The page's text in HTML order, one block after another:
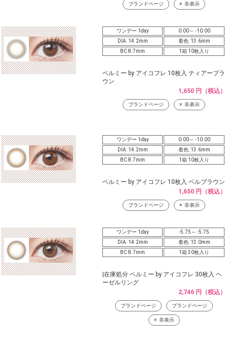
ブランドページ 非表示
ワンデー 1day
0.00～ -10.00
DIA: 14.2mm
着色: 13.6mm
BC 8.7mm
1箱 10枚入り
ベルミー by アイコフレ 10枚入 ティアーブラ
ウン
1,650 円（税込）
ブランドページ 非表示
ワンデー 1day
0.00～ -10.00
DIA: 14.2mm
着色: 13.6mm
BC 8.7mm
1箱 10枚入り
ベルミー by アイコフレ 10枚入 ベルブラウン
1,650 円（税込）
ブランドページ 非表示
ワンデー 1day
-5.75～ -5.75
DIA: 14.2mm
着色: 13.0mm
BC 8.7mm
1箱 30枚入り
|在庫処分 ベルミー by アイコフレ 30枚入 ヘ
ーゼルリング
2,746 円（税込）
ブランドページ ブランドページ
非表示